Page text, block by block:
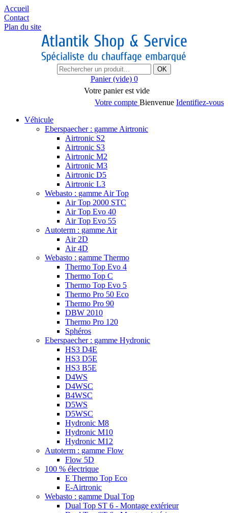
Accueil
Contact
Plan du site
OK
Panier (vide) 0
Votre panier est vide
Votre compte Bienvenue Identifiez-vous
Véhicule
Eberspaecher : gamme Airtronic
Airtronic S2
Airtronic S3
Airtronic M2
Airtronic M3
Airtronic D5
Airtronic L3
Webasto : gamme Air Top
Air Top 2000 STC
Air Top Evo 40
Air Top Evo 55
Autoterm : gamme Air
Air 2D
Air 4D
Webasto : gamme Thermo
Thermo Top Evo 4
Thermo Top C
Thermo Top Evo 5
Thermo Pro 50 Eco
Thermo Pro 90
DBW 2010
Thermo Pro 120
Sphéros
Eberspaecher : gamme Hydronic
HS3 D4E
HS3 D5E
HS3 B5E
D4WS
D4WSC
B4WSC
D5WS
D5WSC
Hydronic M8
Hydronic M10
Hydronic M12
Autoterm : gamme Flow
Flow 5D
100 % électrique
E Thermo Top Eco
E-Airtronic
Webasto : gamme Dual Top
Dual Top ST 6 - Montage extérieur